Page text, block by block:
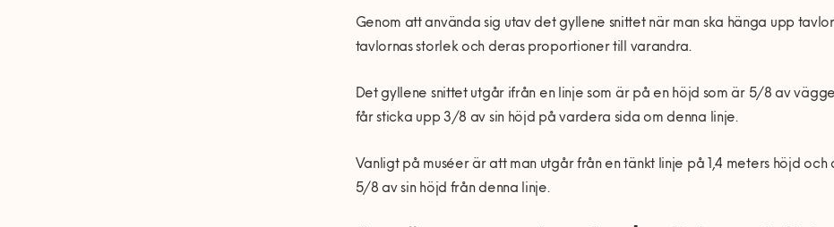
Genom att använda sig utav det gyllene snittet när man ska hänga upp
tavlornas storlek och deras proportioner till varandra.
Det gyllene snittet utgår ifrån en linje som är på en höjd som är 5/8 av
får sticka upp 3/8 av sin höjd på vardera sida om denna linje.
Vanligt på muséer är att man utgår från en tänkt linje på 1,4 meters höjd
5/8 av sin höjd från denna linje.